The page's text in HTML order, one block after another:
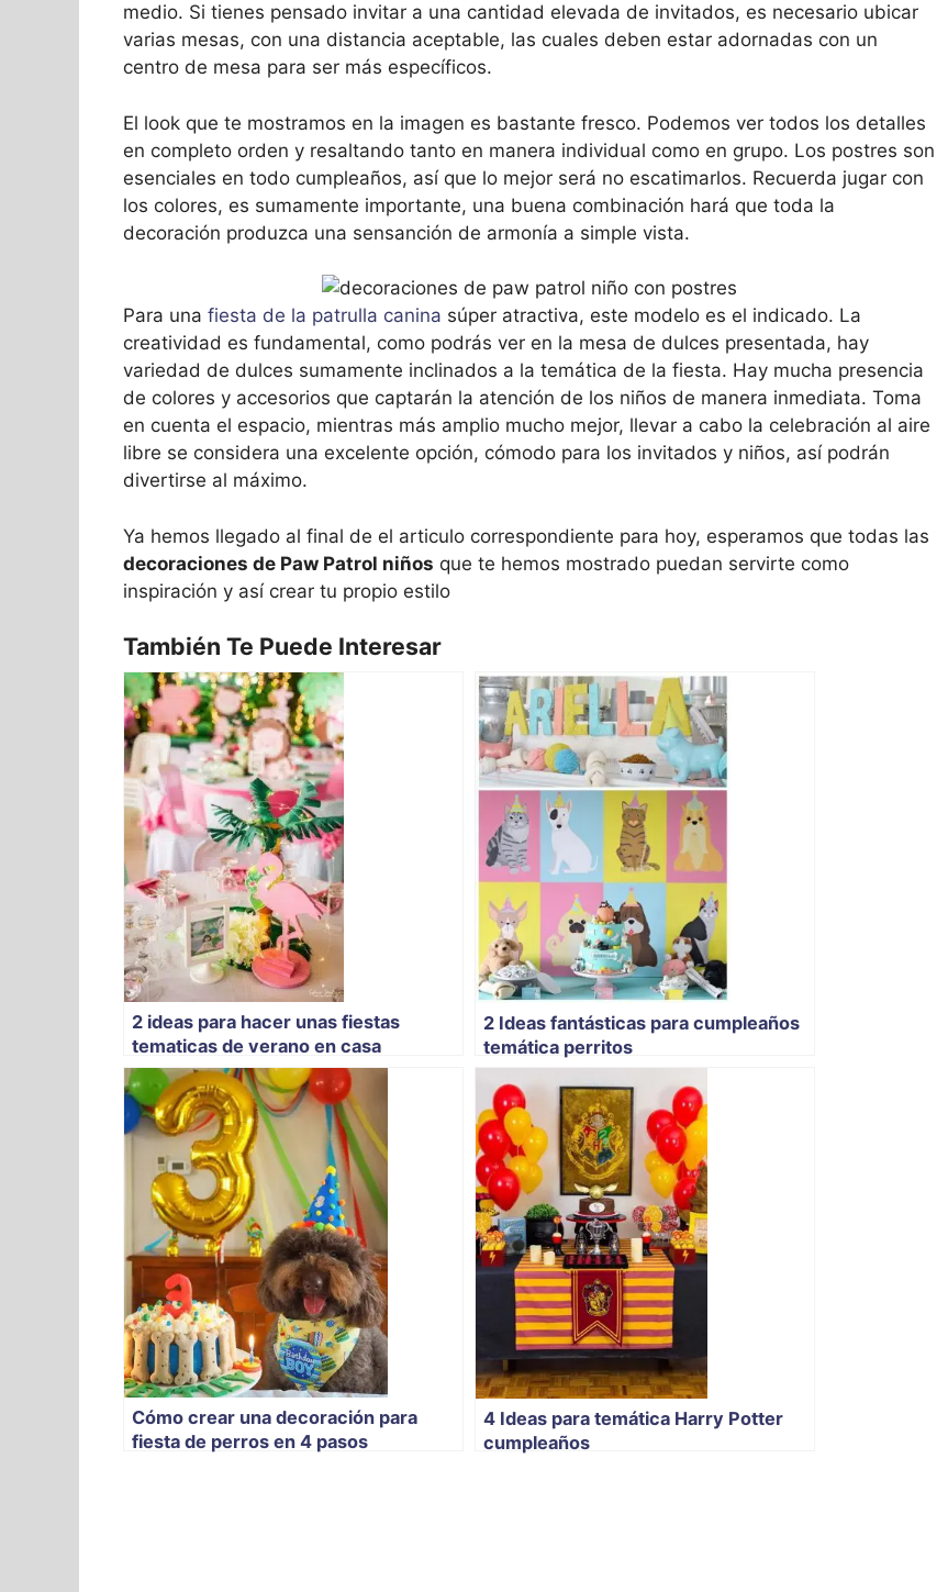
medio. Si tienes pensado invitar a una cantidad elevada de invitados, es necesario ubicar
varias mesas, con una distancia aceptable, las cuales deben estar adornadas con un
centro de mesa para ser más específicos.
El look que te mostramos en la imagen es bastante fresco. Podemos ver todos los detalles
en completo orden y resaltando tanto en manera individual como en grupo. Los postres son
esenciales en todo cumpleaños, así que lo mejor será no escatimarlos. Recuerda jugar con
los colores, es sumamente importante, una buena combinación hará que toda la
decoración produzca una sensanción de armonía a simple vista.
Para una fiesta de la patrulla canina súper atractiva, este modelo es el indicado. La
creatividad es fundamental, como podrás ver en la mesa de dulces presentada, hay
variedad de dulces sumamente inclinados a la temática de la fiesta. Hay mucha presencia
de colores y accesorios que captarán la atención de los niños de manera inmediata. Toma
en cuenta el espacio, mientras más amplio mucho mejor, llevar a cabo la celebración al aire
libre se considera una excelente opción, cómodo para los invitados y niños, así podrán
divertirse al máximo.
Ya hemos llegado al final de el articulo correspondiente para hoy, esperamos que todas las
decoraciones de Paw Patrol niños que te hemos mostrado puedan servirte como
inspiración y así crear tu propio estilo
También Te Puede Interesar
2 ideas para hacer unas fiestas
tematicas de verano en casa
2 Ideas fantásticas para cumpleaños
temática perritos
Cómo crear una decoración para
fiesta de perros en 4 pasos
4 Ideas para temática Harry Potter
cumpleaños